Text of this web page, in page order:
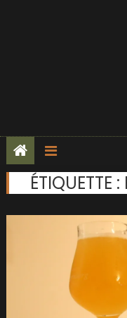
ÉTIQUETTE :